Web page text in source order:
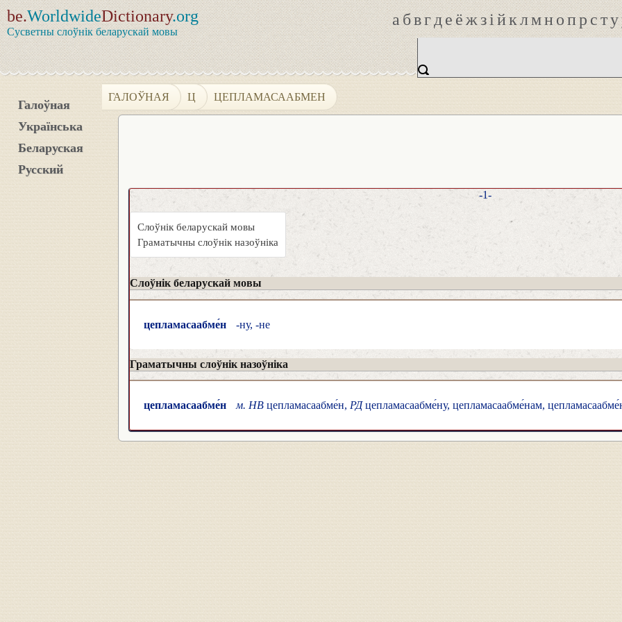
be.WorldwideDictionary.org
Сусветны слоўнік беларускай мовы
абвгдеёжзійклмнопрсту
Галоўная
Українська
Беларуская
Русский
ГАЛОЎНАЯ Ц ЦЕПЛАМАСААБМЕН
-1-
Слоўнік беларускай мовы
Граматычны слоўнік назоўніка
Слоўнік беларускай мовы
цепламасаабме́н -ну, -не
Граматычны слоўнік назоўніка
цепламасаабме́н м. НВ цепламасаабме́н, РДцепламасаабме́ну, цепламасаабме́нам,